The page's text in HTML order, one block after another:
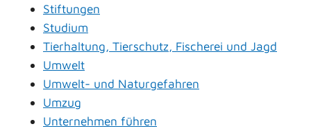
Stiftungen
Studium
Tierhaltung, Tierschutz, Fischerei und Jagd
Umwelt
Umwelt- und Naturgefahren
Umzug
Unternehmen führen